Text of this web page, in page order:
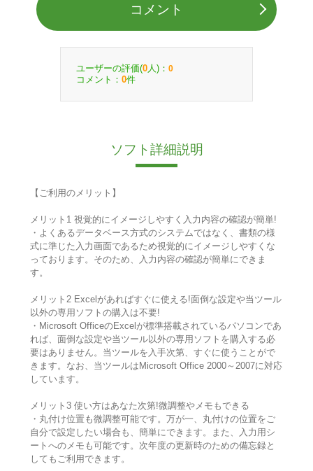
コメント
ユーザーの評価(0 人)： 0
コメント： 0件
ソフト詳細説明
【ご利用のメリット】
メリット1 視覚的にイメージしやすく入力内容の確認が簡単!
・よくあるデータベース方式のシステムではなく、書類の様
式に準じた入力画面であるため視覚的にイメージしやすくな
っております。そのため、入力内容の確認が簡単にできま
す。
メリット2 Excelがあればすぐに使える!面倒な設定や当ツール
以外の専用ソフトの購入は不要!
・Microsoft OfficeのExcelが標準搭載されているパソコンであ
れば、面倒な設定や当ツール以外の専用ソフトを購入する必
要はありません。当ツールを入手次第、すぐに使うことがで
きます。なお、当ツールはMicrosoft Office 2000～2007に対応
しています。
メリット3 使い方はあなた次第!微調整やメモもできる
・丸付け位置も微調整可能です。万が一、丸付けの位置をご
自分で設定したい場合も、簡単にできます。また、入力用シ
ートへのメモも可能です。次年度の更新時のための備忘録と
してもご利用できます。